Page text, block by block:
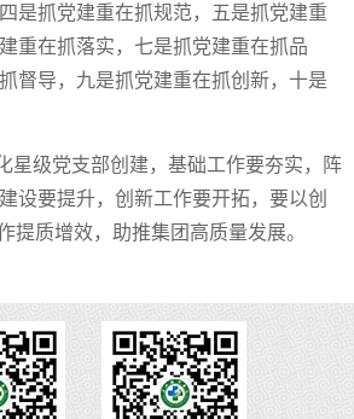
是抓党建重在抓规范，五是抓党建重
重在抓落实，七是抓党建重在抓品
督导，九是抓党建重在抓创新，十是
星级党支部创建，基础工作要夯实，阵
设要提升，创新工作要开拓，要以创
提质增效，助推集团高质量发展。